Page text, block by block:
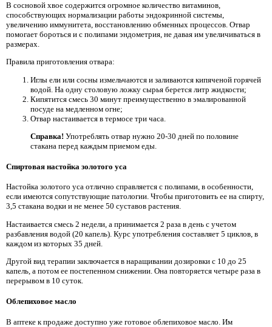
В сосновой хвое содержится огромное количество витаминов,
способствующих нормализации работы эндокринной системы,
увеличению иммунитета, восстановлению обменных процессов. Отвар
помогает бороться и с полипами эндометрия, не давая им увеличиваться в
размерах.
Правила приготовления отвара:
Иглы ели или сосны измельчаются и заливаются кипяченой горячей
водой. На одну столовую ложку сырья берется литр жидкости;
Кипятится смесь 30 минут преимущественно в эмалированной
посуде на медленном огне;
Отвар настаивается в термосе три часа.
Справка! Употреблять отвар нужно 20-30 дней по половине
стакана перед каждым приемом еды.
Спиртовая настойка золотого уса
Настойка золотого уса отлично справляется с полипами, в особенности,
если имеются сопутствующие патологии. Чтобы приготовить ее на спирту,
3,5 стакана водки и не менее 50 суставов растения.
Настаивается смесь 2 недели, а принимается 2 раза в день с учетом
разбавления водой (20 капель). Курс употребления составляет 5 циклов, в
каждом из которых 35 дней.
Другой вид терапии заключается в наращивании дозировки с 10 до 25
капель, а потом ее постепенном снижении. Она повторяется четыре раза в
перерывом в 10 суток.
Облепиховое масло
В аптеке к продаже доступно уже готовое облепиховое масло. Им